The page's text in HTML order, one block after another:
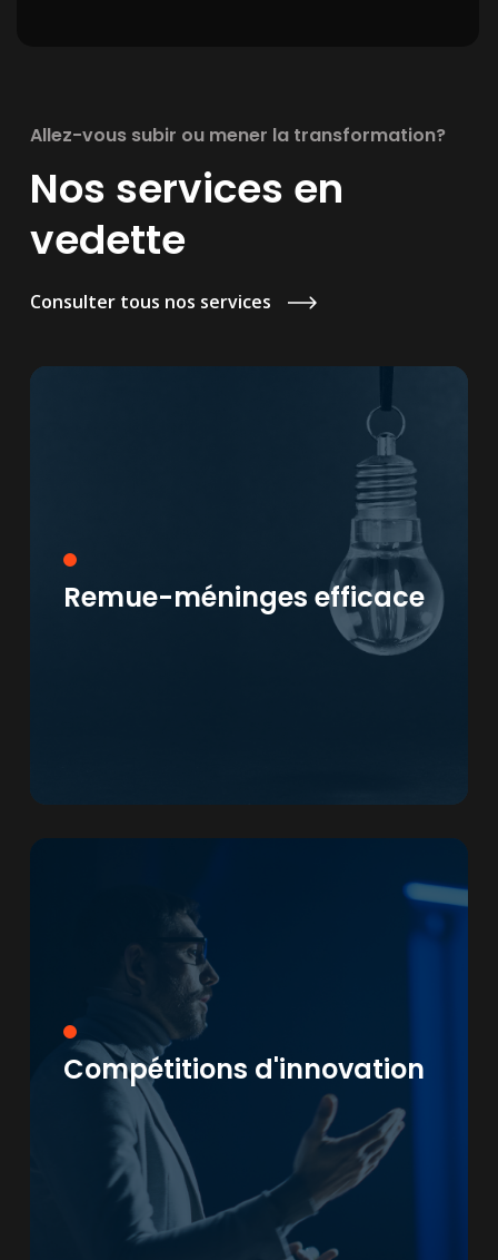
Allez-vous subir ou mener la transformation?
Nos services en
vedette
Consulter tous nos services
Remue-méninges efficace
Compétitions d'innovation